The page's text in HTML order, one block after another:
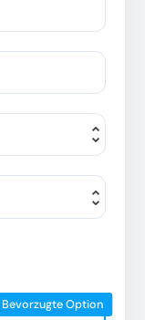
Bevorzugte Option